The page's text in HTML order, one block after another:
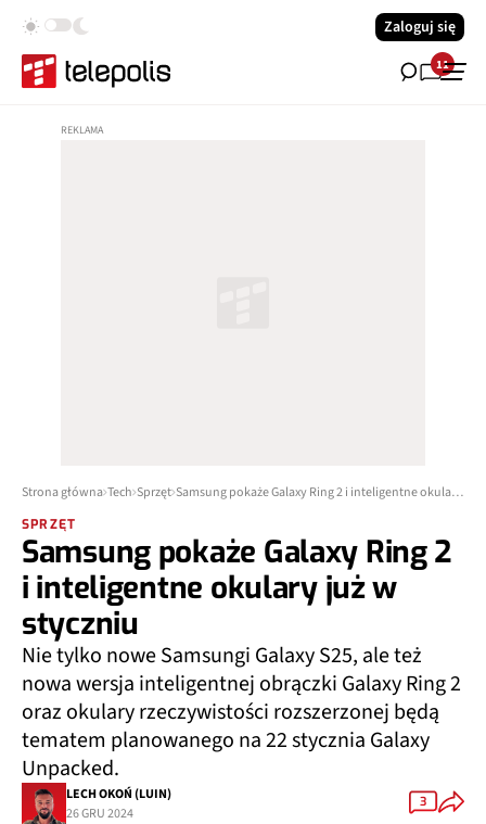
Zaloguj się
11
Strona główna Tech Sprzęt Samsung pokaże Galaxy Ring 2 i inteligentne okulary już w styczniu
SPRZĘT
Samsung pokaże Galaxy Ring 2
i inteligentne okulary już w
styczniu
Nie tylko nowe Samsungi Galaxy S25, ale też
nowa wersja inteligentnej obrączki Galaxy Ring 2
oraz okulary rzeczywistości rozszerzonej będą
tematem planowanego na 22 stycznia Galaxy
Unpacked.
LECH OKOŃ (LUIN)
26 GRU 2024
3